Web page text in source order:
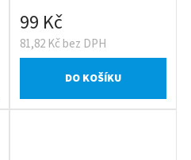
81,82 Kč bez DPH
99 Kč
DO KOŠÍKU